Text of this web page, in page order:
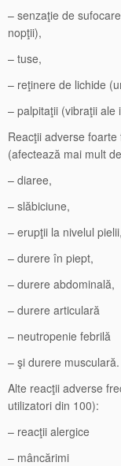
– senzaţie de
nopţii),
– tuse,
– reţinere de lichide
– palpitaţii (vibraţii ale
Reacţii adverse
(afectează mai mult
– diaree,
– slăbiciune,
– erupţii la nivelul pielii,
– durere în piept,
– durere abdominală,
– durere articulară
– neutropenie febrilă
– şi durere musculară.
Alte reacţii adverse
utilizatori din 100):
– reacţii alergice
– mâncărimi